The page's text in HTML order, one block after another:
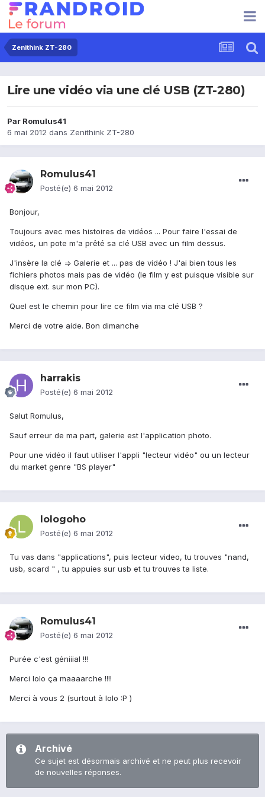
Zenithink ZT-280
Lire une vidéo via une clé USB (ZT-280)
Par Romulus41
6 mai 2012 dans Zenithink ZT-280
Romulus41
Posté(e) 6 mai 2012
Bonjour,
Toujours avec mes histoires de vidéos ... Pour faire l'essai de
vidéos, un pote m'a prêté sa clé USB avec un film dessus.
J'insère la clé => Galerie et ... pas de vidéo ! J'ai bien tous les
fichiers photos mais pas de vidéo (le film y est puisque visible sur
disque ext. sur mon PC).
Quel est le chemin pour lire ce film via ma clé USB ?
Merci de votre aide. Bon dimanche
harrakis
Posté(e) 6 mai 2012
Salut Romulus,
Sauf erreur de ma part, galerie est l'application photo.
Pour une vidéo il faut utiliser l'appli "lecteur vidéo" ou un lecteur
du market genre "BS player"
lologoho
Posté(e) 6 mai 2012
Tu vas dans "applications", puis lecteur video, tu trouves "nand,
usb, scard " , tu appuies sur usb et tu trouves ta liste.
Romulus41
Posté(e) 6 mai 2012
Purée c'est géniiial !!!
Merci lolo ça maaaarche !!!!
Merci à vous 2 (surtout à lolo :P )
Archivé
Ce sujet est désormais archivé et ne peut plus recevoir
de nouvelles réponses.